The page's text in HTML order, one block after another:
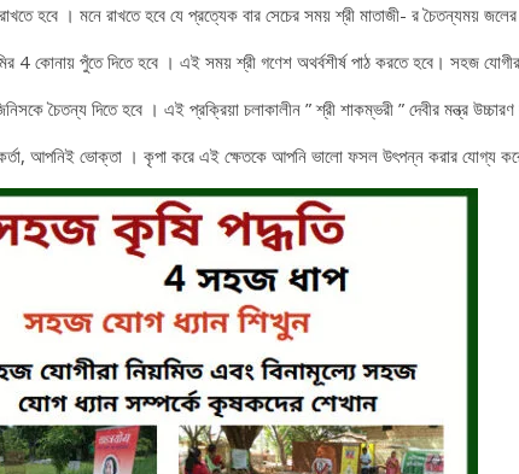
হবে । মনে রাখতে হবে যে প্রত্যেক বার সেচের সময় শ্রী মাতাজী- র চৈতন্যময়
কোনায় পুঁতে দিতে হবে । এই সময় শ্রী গণেশ অথর্বশীর্ষ পাঠ করতে হবে। সহজ
চৈতন্য দিতে হবে । এই প্রক্রিয়া চলাকালীন ” শ্রী শাকম্ভরী ” দেবীর মন্ত্র
কর্তা, আপনিই ভোক্তা । কৃপা করে এই ক্ষেতকে আপনি ভালো ফসল উৎপন্ন করার যোগ্য